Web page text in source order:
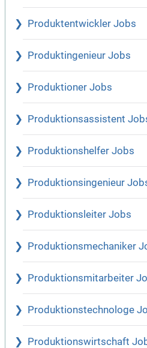
Produktentwickler Jobs
Produktingenieur Jobs
Produktioner Jobs
Produktionsassistent
Produktionshelfer Jobs
Produktionsingenieur
Produktionsleiter Jobs
Produktionsmechaniker
Produktionsmitarbeiter
Produktionstechnologe
Produktionswirtschaft